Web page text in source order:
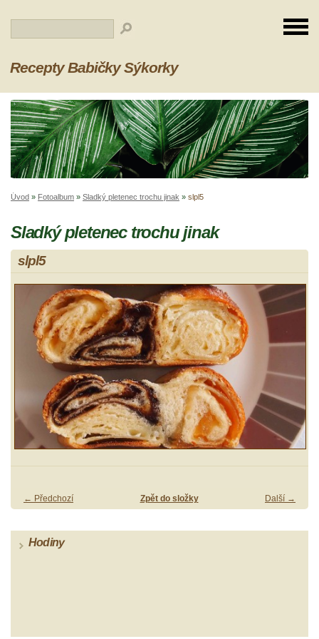
Recepty Babičky Sýkorky
Úvod » Fotoalbum » Sladký pletenec trochu jinak » slpl5
Sladký pletenec trochu jinak
slpl5
← Předchozí Další →
Zpět do složky
Hodiny